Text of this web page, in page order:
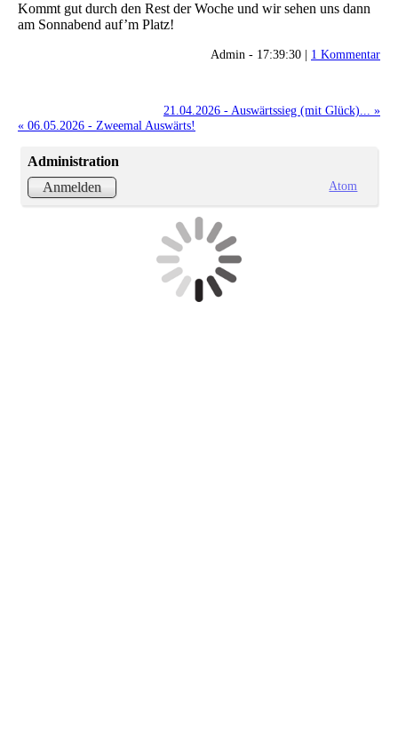
Kommt gut durch den Rest der Woche und wir sehen uns dann
am Sonnabend auf’m Platz!
Admin - 17:39:30 | 1 Kommentar
21.04.2026 - Auswärtssieg (mit Glück)... »
« 06.05.2026 - Zweemal Auswärts!
Administration
Anmelden
Atom